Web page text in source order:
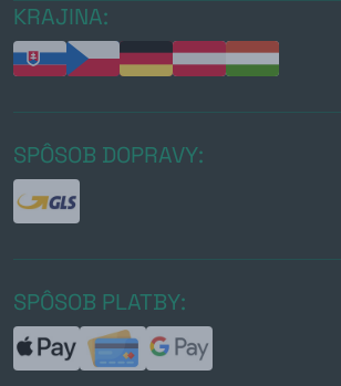
KRAJINA:
SPÔSOB DOPRAVY:
SPÔSOB PLATBY: